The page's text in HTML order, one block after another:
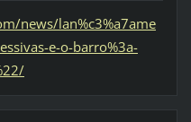
news/lan%c3%a7ame
e-o-barro%3a-